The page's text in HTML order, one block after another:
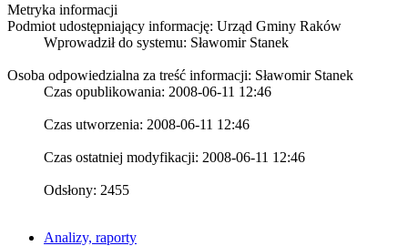
Metryka informacji
Podmiot udostępniający informację: Urząd Gminy Raków
Wprowadził do systemu: Sławomir Stanek
Osoba odpowiedzialna za treść informacji: Sławomir Stanek
Czas opublikowania: 2008-06-11 12:46
Czas utworzenia: 2008-06-11 12:46
Czas ostatniej modyfikacji: 2008-06-11 12:46
Odsłony: 2455
Analizy, raporty